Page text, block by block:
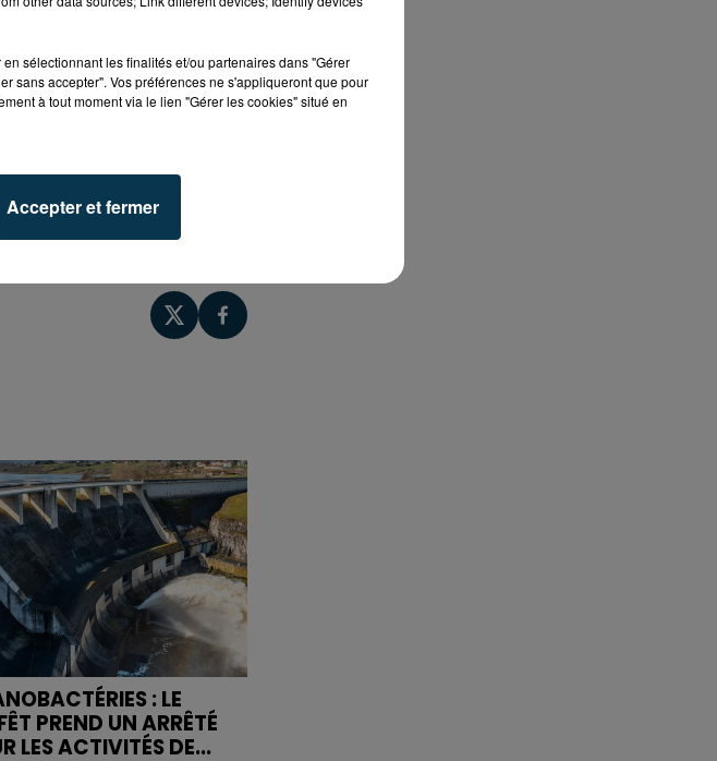
: LE
PREND UN ARRÊTÉ
LES ACTIVITÉS DE...
sélectionnant les finalités et/ou partenaires dans "Gérer
sans accepter". Vos préférences ne s'appliqueront que pour
à tout moment via le lien "Gérer les cookies" situé en
Accepter et fermer